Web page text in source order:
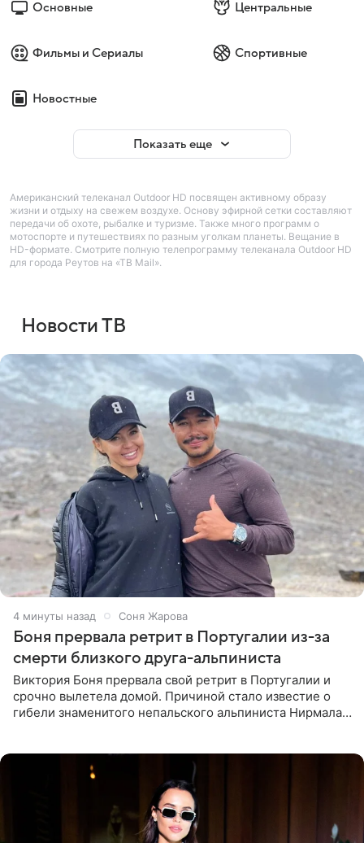
Основные Центральные
Фильмы и Сериалы Спортивные
Новостные
Показать еще
Американский телеканал Outdoor HD посвящен активному образу
жизни и отдыху на свежем воздухе. Основу эфирной сетки составляют
передачи об охоте, рыбалке и туризме. Также много программ о
мотоспорте и путешествиях по разным уголкам планеты. Вещание в
HD-формате. Смотрите полную телепрограмму телеканала Outdoor HD
для города Реутов на «ТВ Mail».
Новости ТВ
4 минуты назад Соня Жарова
Боня прервала ретрит в Португалии из-за
смерти близкого друга-альпиниста
Виктория Боня прервала свой ретрит в Португалии и
срочно вылетела домой. Причиной стало известие о
гибели знаменитого непальского альпиниста Нирмала